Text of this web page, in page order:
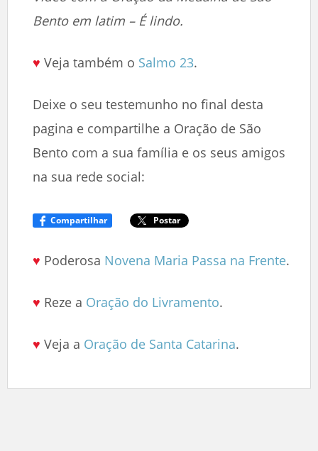
Bento em latim – É lindo.
♥ Veja também o Salmo 23.
Deixe o seu testemunho no final desta
pagina e compartilhe a Oração de São
Bento com a sua família e os seus amigos
na sua rede social:
Compartilhar Postar
♥ Poderosa Novena Maria Passa na Frente.
♥ Reze a Oração do Livramento.
♥ Veja a Oração de Santa Catarina.